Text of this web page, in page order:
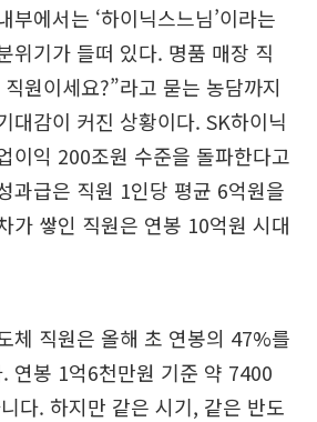
부에서는 ‘하이닉스느님’이라는
위기가 들떠 있다. 명품 매장 직
원이세요?”라고 묻는 농담까지
대감이 커진 상황이다. SK하이닉
이익 200조원 수준을 돌파한다고
과급은 직원 1인당 평균 6억원을
가 쌓인 직원은 연봉 10억원 시대
체 직원은 올해 초 연봉의 47%를
연봉 1억6천만원 기준 약 7400
다. 하지만 같은 시기, 같은 반도